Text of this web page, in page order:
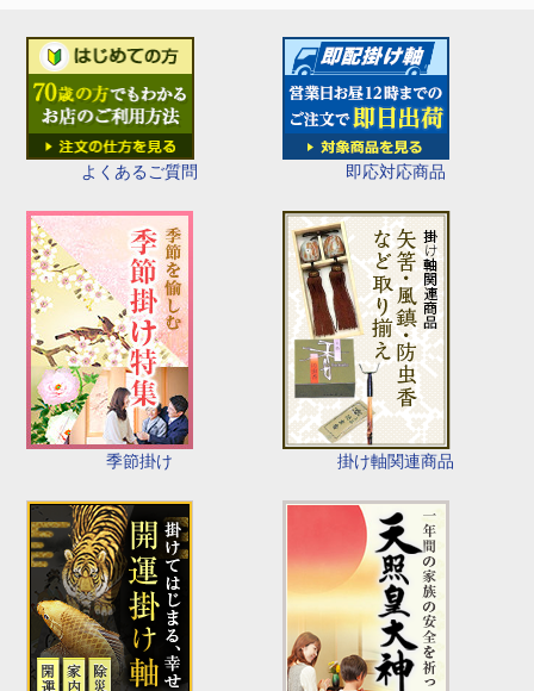
よくあるご質問 即応対応商品
季節掛け 掛け軸関連商品